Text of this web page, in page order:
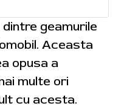
geamurile
Aceasta
opusa a
multe ori
cu acesta.